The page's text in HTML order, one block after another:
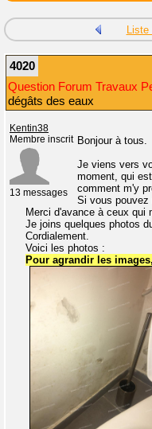
Liste
4020
Question Forum Travaux
dégâts des eaux
Kentin38
Membre inscrit
13 messages
Bonjour à tous.
Je viens vers
moment, qui
comment m'y
Si vous pouvez
Merci d'avance à ceux qui
Je joins quelques photos
Cordialement.
Voici les photos :
Pour agrandir les